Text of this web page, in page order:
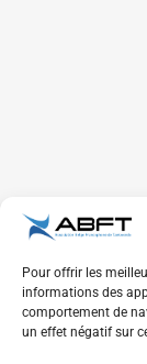
Pour offrir les
informations des
comportement de
un effet négatif sur